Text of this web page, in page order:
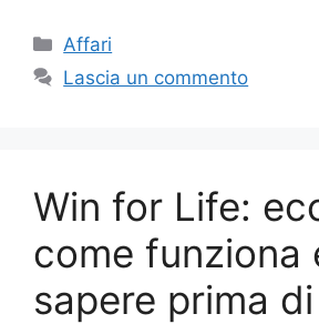
Categorie
Affari
Lascia un commento
Win for Life:
come funziona
sapere prima